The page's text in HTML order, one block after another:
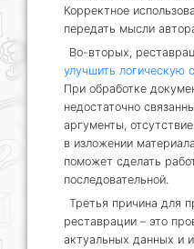
Корректное
передать мысли
Во-вторых,
улучшить логическую
При обработке
недостаточно
аргументы,
в изложении
поможет сделать
последовательной.
Третья причина для
реставрации – это
актуальных данных и